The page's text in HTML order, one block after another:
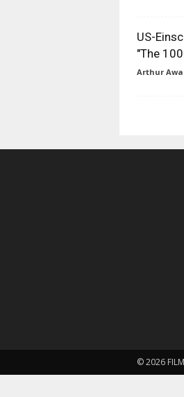
US-
"The
Arthur
© 2026